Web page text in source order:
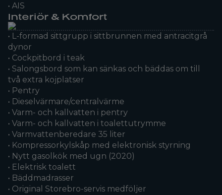
• AIS
Interiör & Komfort
• L-formad sittgrupp i sittbrunnen med antracitgrå
dynor
• Cockpitbord i teak
• Salongsbord som kan sänkas och bäddas om till
två extra kojplatser
• Pentry
• Dieselvärmare/centralvärme
• Varm- och kallvatten i pentry
• Varm- och kallvatten i toalettutrymme
• Varmvattenberedare 35 liter
• Kompressorkylskåp med elektronisk styrning
• Nytt gasolkök med ugn (2020)
• Elektrisk toalett
• Bäddmadrasser
• Original Storebro-servis medföljer